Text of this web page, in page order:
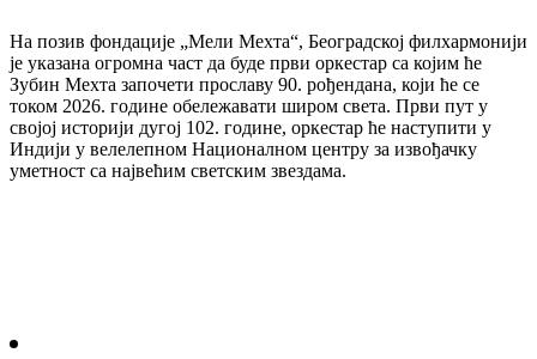
На позив фондације „Мели Мехта“, Београдској филхармонији
је указана огромна част да буде први оркестар са којим ће
Зубин Мехта започети прославу 90. рођендана, који ће се
током 2026. године обележавати широм света. Први пут у
својој историји дугој 102. године, оркестар ће наступити у
Индији у велелепном Националном центру за извођачку
уметност са највећим светским звездама.